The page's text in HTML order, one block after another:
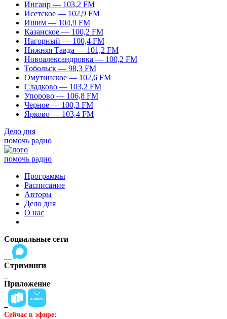
Ингаир — 103,2 FM
Исетское — 102,9 FM
Ишим — 104,9 FM
Казанское — 100,2 FM
Нагорный — 100,4 FM
Нижняя Тавда — 101,2 FM
Новоалександровка — 100,2 FM
Тобольск — 98,3 FM
Омутинское — 102,6 FM
Сладково — 103,2 FM
Упорово — 106,8 FM
Черное — 100,3 FM
Ярково — 103,4 FM
Дело дня
помочь радио
помочь радио
Программы
Расписание
Авторы
Дело дня
О нас
Социальные сети
Стриминги
Приложение
Сейчас в эфире: